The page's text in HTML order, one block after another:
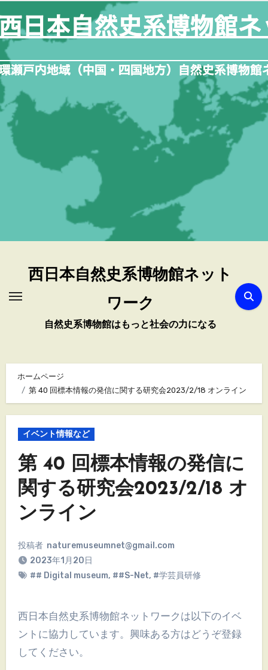
容
を
ス
キ
ッ
プ
西日本自然史系博物館ネット
ワーク
自然史系博物館はもっと社会の力になる
ホームページ
第 40 回標本情報の発信に関する研究会2023/2/18 オンライン
イベント情報など
第 40 回標本情報の発信に
関する研究会2023/2/18 オ
ンライン
投稿者 naturemuseumnet@gmail.com
2023年1月20日
## Digital museum, ##S-Net, #学芸員研修
西日本自然史系博物館ネットワークは以下のイベ
ントに協力しています。興味ある方はどうぞ登録
してください。